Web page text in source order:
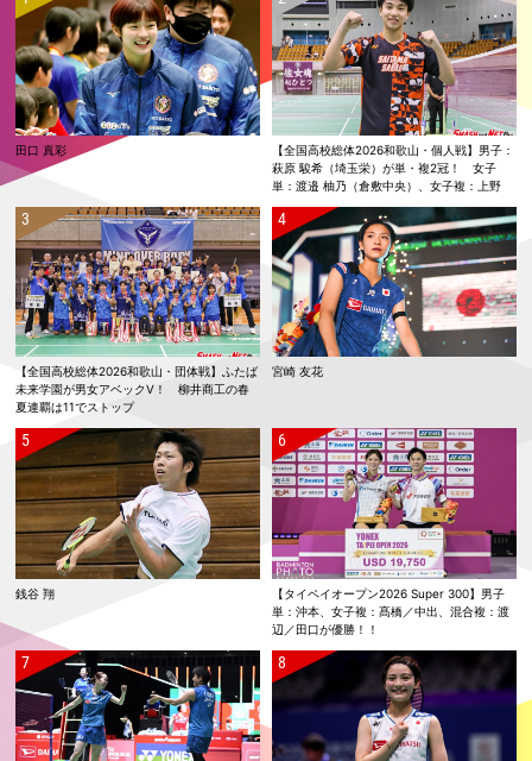
田口 真彩
【全国高校総体2026和歌山・個人戦】男子：
萩原 駿希（埼玉栄）が単・複2冠！ 女子
単：渡邉 柚乃（倉敷中央）、女子複：上野
覇！
【全国高校総体2026和歌山・団体戦】ふたば
未来学園が男女アベックV！ 柳井商工の春
夏連覇は11でストップ
宮崎 友花
銭谷 翔
【タイペイオープン2026 Super 300】男子
単：沖本、女子複：髙橋／中出、混合複：渡
辺／田口が優勝！！